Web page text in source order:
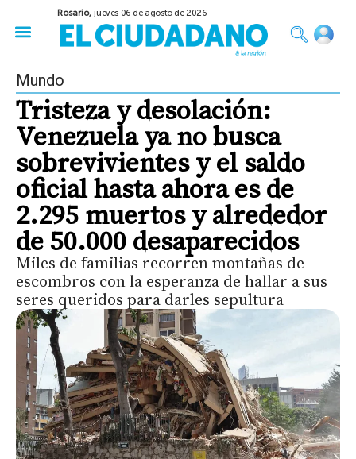
Rosario,jueves 06 de agosto de 2026
Mundo
Tristeza y desolación:
Venezuela ya no busca
sobrevivientes y el saldo
oficial hasta ahora es de
2.295 muertos y alrededor
de 50.000 desaparecidos
Miles de familias recorren montañas de
escombros con la esperanza de hallar a sus
seres queridos para darles sepultura